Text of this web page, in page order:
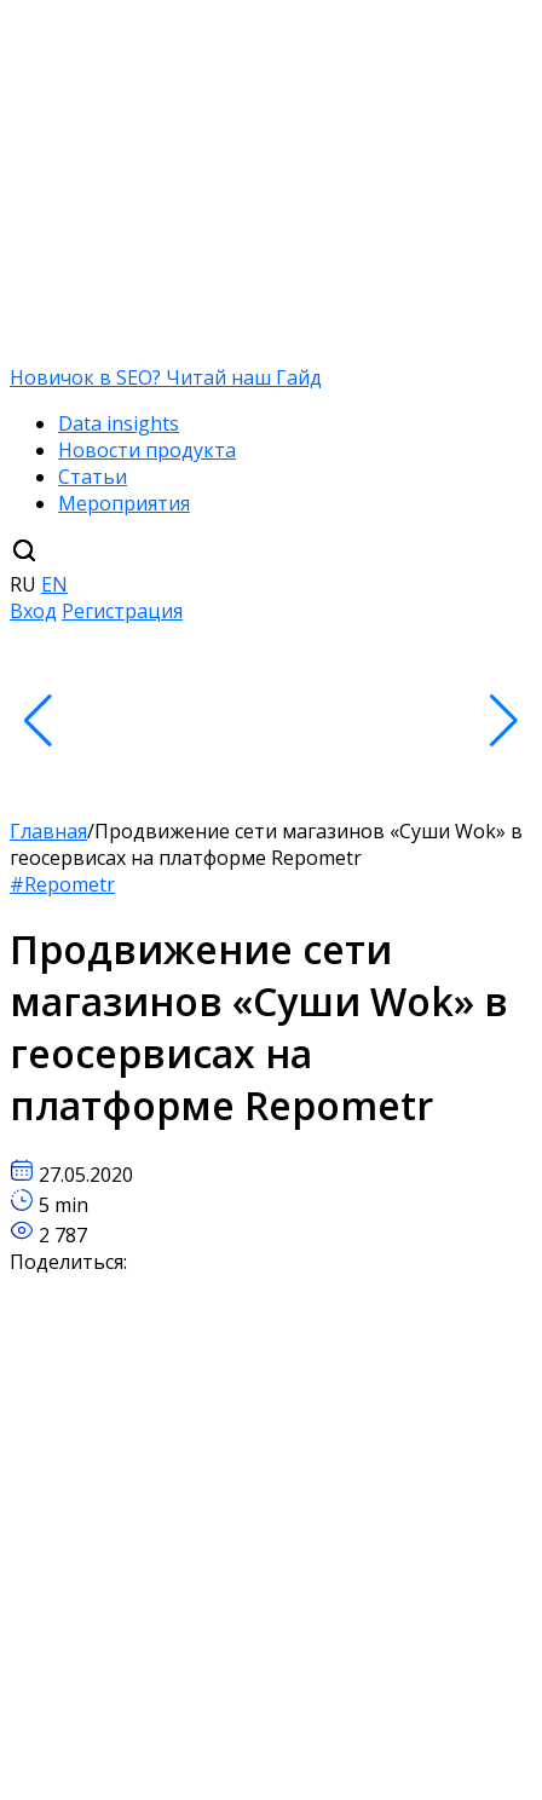
Новичок в SEO? Читай наш Гайд
Data insights
Новости продукта
Статьи
Мероприятия
RU EN
Вход Регистрация
Главная/Продвижение сети магазинов «Суши Wok» в
геосервисах на платформе Repometr
#Repometr
Продвижение сети
магазинов «Суши Wok» в
геосервисах на
платформе Repometr
27.05.2020
5 min
2 787
Поделиться: